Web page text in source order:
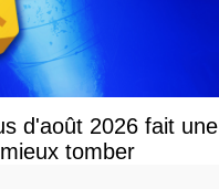
d'août 2026 fait une
tomber